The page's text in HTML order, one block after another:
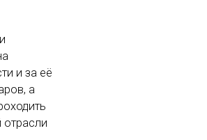
и за её
а
отрасли